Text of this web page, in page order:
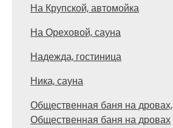
На Крупской, автомойка
На Ореховой, сауна
Надежда, гостиница
Ника, сауна
Общественная баня на дровах,
Общественная баня на дровах